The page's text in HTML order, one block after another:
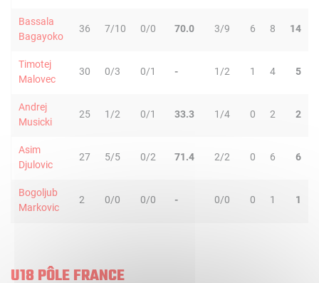
Bassala
Bagayoko
36 7/10 0/0 70.0 3/9 6 8 14
Timotej
Malovec
30 0/3 0/1 - 1/2 1 4 5
Andrej
Musicki
25 1/2 0/1 33.3 1/4 0 2 2
Asim
Djulovic
27 5/5 0/2 71.4 2/2 0 6 6
Bogoljub
Markovic
2 0/0 0/0 - 0/0 0 1 1
U18 PÔLE FRANCE